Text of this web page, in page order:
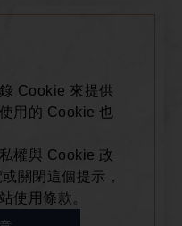
Cookie 來提供
用的 Cookie 也
權與 Cookie 政
關閉這個提示，
使用條款。
611-688
US